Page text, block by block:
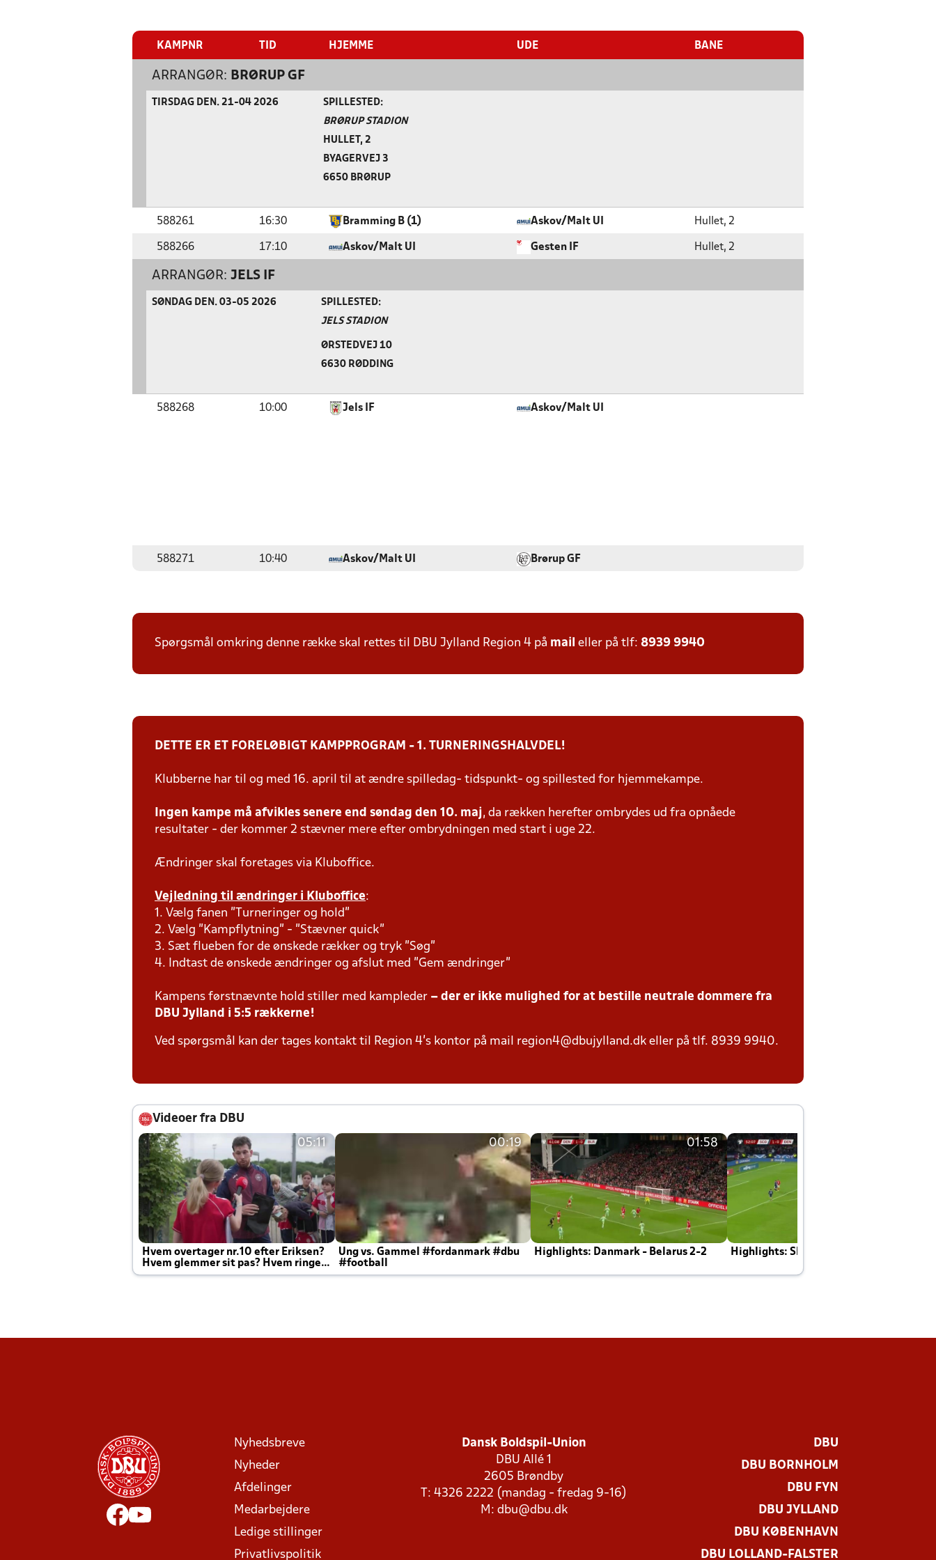
KAMPNR TID HJEMME UDE BANE
ARRANGØR: BRØRUP GF
TIRSDAG DEN. 21-04 2026 SPILLESTED:
BRØRUP STADION
HULLET, 2
BYAGERVEJ 3
6650 BRØRUP
588261 16:30 Bramming B (1) Askov/Malt UI Hullet, 2
588266 17:10 Askov/Malt UI Gesten IF Hullet, 2
ARRANGØR: JELS IF
SØNDAG DEN. 03-05 2026 SPILLESTED:
JELS STADION
ØRSTEDVEJ 10
6630 RØDDING
588268 10:00 Jels IF Askov/Malt UI
588271 10:40 Askov/Malt UI Brørup GF
Spørgsmål omkring denne række skal rettes til DBU Jylland Region 4 på mail eller på tlf: 8939 9940
DETTE ER ET FORELØBIGT KAMPPROGRAM - 1. TURNERINGSHALVDEL!
Klubberne har til og med 16. april til at ændre spilledag- tidspunkt- og spillested for hjemmekampe.
Ingen kampe må afvikles senere end søndag den 10. maj, da rækken herefter ombrydes ud fra opnåede
resultater - der kommer 2 stævner mere efter ombrydningen med start i uge 22.
Ændringer skal foretages via Kluboffice.
Vejledning til ændringer i Kluboffice:
1. Vælg fanen "Turneringer og hold"
2. Vælg "Kampflytning" - "Stævner quick"
3. Sæt flueben for de ønskede rækker og tryk "Søg"
4. Indtast de ønskede ændringer og afslut med "Gem ændringer"
Kampens førstnævnte hold stiller med kampleder – der er ikke mulighed for at bestille neutrale dommere fra
DBU Jylland i 5:5 rækkerne!
Ved spørgsmål kan der tages kontakt til Region 4's kontor på mail region4@dbujylland.dk eller på tlf. 8939 9940.
Videoer fra DBU
05:11
Hvem overtager nr.10 efter Eriksen?
Hvem glemmer sit pas? Hvem ringer
Joachim altid til efter kampe?
00:19
Ung vs. Gammel #fordanmark #dbu
#football
01:58
Highlights: Danmark - Belarus 2-2 Highlights: Skotland - Danmark 4-2
Nyhedsbreve
Nyheder
Afdelinger
Medarbejdere
Ledige stillinger
Privatlivspolitik
Dansk Boldspil-Union
DBU Allé 1
2605 Brøndby
T: 4326 2222 (mandag - fredag 9-16)
M: dbu@dbu.dk
DBU
DBU BORNHOLM
DBU FYN
DBU JYLLAND
DBU KØBENHAVN
DBU LOLLAND-FALSTER